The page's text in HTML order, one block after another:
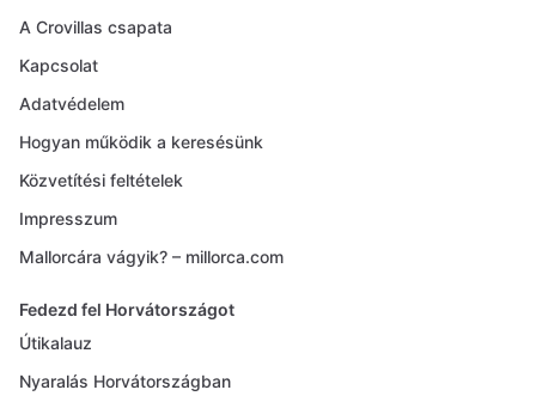
A Crovillas csapata
Kapcsolat
Adatvédelem
Hogyan működik a keresésünk
Közvetítési feltételek
Impresszum
Mallorcára vágyik? – millorca.com
Fedezd fel Horvátországot
Útikalauz
Nyaralás Horvátországban